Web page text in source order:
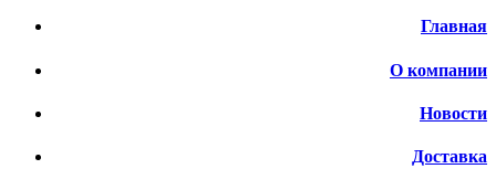
Главная
О компании
Новости
Доставка